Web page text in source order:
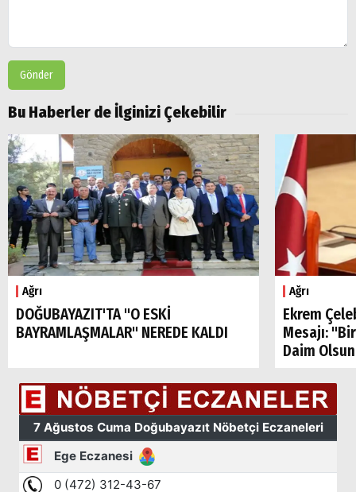
Gönder
Bu Haberler de İlginizi Çekebilir
Ağrı
DOĞUBAYAZIT'TA "O ESKİ
BAYRAMLAŞMALAR" NEREDE KALDI
Ağrı
Ekrem
Mesajı:
Daim